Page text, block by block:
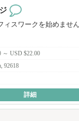
ィスワークを始めませ
など、オフィスワーク
ません。充実した研修
タートできます。
～ USD $22.00
92618
詳細